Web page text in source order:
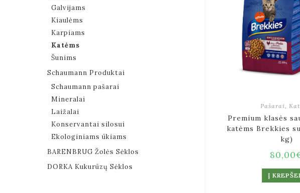
Pašarai,
Premium klasės
katėms Brekkies
kg)
80,00
Į
Galvijams
Kiaulėms
Karpiams
Katėms
Šunims
Schaumann Produktai
Schaumann pašarai
Mineralai
Laižalai
Konservantai silosui
Ekologiniams ūkiams
BARENBRUG Žolės Sėklos
DORKA Kukurūzų Sėklos